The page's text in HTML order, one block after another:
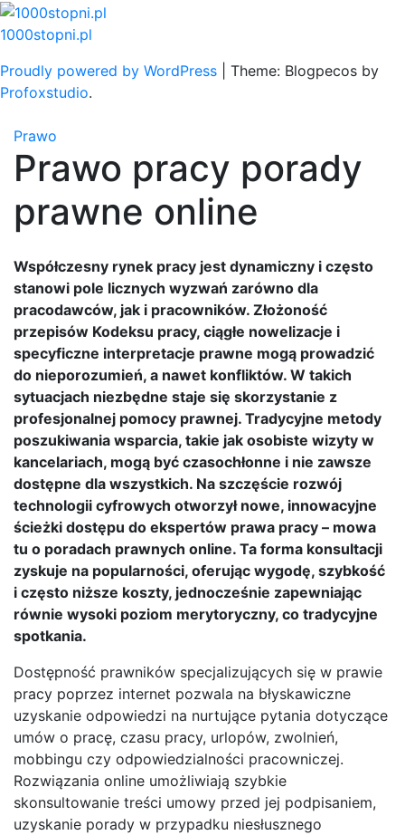
Skip
to
1000stopni.pl
Proudly powered by WordPress
Theme: Blogpecos by
Profoxstudio.
Prawo
Prawo pracy porady
prawne online
Współczesny rynek pracy jest dynamiczny i często
stanowi pole licznych wyzwań zarówno dla
pracodawców, jak i pracowników. Złożoność
przepisów Kodeksu pracy, ciągłe nowelizacje i
specyficzne interpretacje prawne mogą prowadzić
do nieporozumień, a nawet konfliktów. W takich
sytuacjach niezbędne staje się skorzystanie z
profesjonalnej pomocy prawnej. Tradycyjne metody
poszukiwania wsparcia, takie jak osobiste wizyty w
kancelariach, mogą być czasochłonne i nie zawsze
dostępne dla wszystkich. Na szczęście rozwój
technologii cyfrowych otworzył nowe, innowacyjne
ścieżki dostępu do ekspertów prawa pracy – mowa
tu o poradach prawnych online. Ta forma konsultacji
zyskuje na popularności, oferując wygodę, szybkość
i często niższe koszty, jednocześnie zapewniając
równie wysoki poziom merytoryczny, co tradycyjne
spotkania.
Dostępność prawników specjalizujących się w prawie
pracy poprzez internet pozwala na błyskawiczne
uzyskanie odpowiedzi na nurtujące pytania dotyczące
umów o pracę, czasu pracy, urlopów, zwolnień,
mobbingu czy odpowiedzialności pracowniczej.
Rozwiązania online umożliwiają szybkie
skonsultowanie treści umowy przed jej podpisaniem,
uzyskanie porady w przypadku niesłusznego